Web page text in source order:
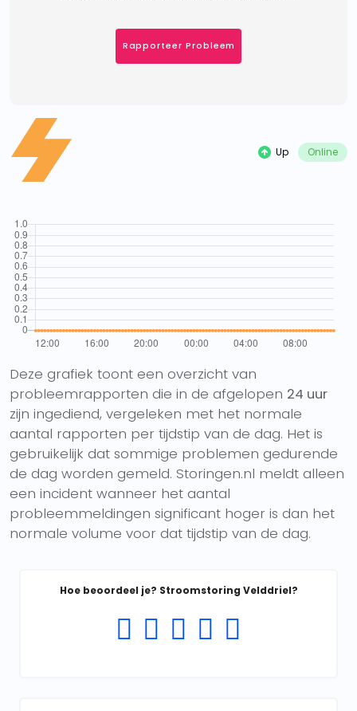
Rapporteer Probleem
Up Online
Deze grafiek toont een overzicht van
probleemrapporten die in de afgelopen 24 uur
zijn ingediend, vergeleken met het normale
aantal rapporten per tijdstip van de dag. Het is
gebruikelijk dat sommige problemen gedurende
de dag worden gemeld. Storingen.nl meldt alleen
een incident wanneer het aantal
probleemmeldingen significant hoger is dan het
normale volume voor dat tijdstip van de dag.
Hoe beoordeel je? Stroomstoring Velddriel?